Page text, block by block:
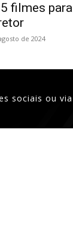
filmes para
de 2024
sociais ou via